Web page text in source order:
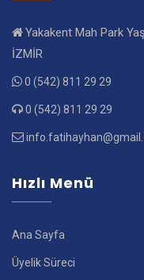
Yakakent Mah Park
İZMİR
0 (542) 811 29 29
0 (542) 811 29 29
Hızlı Menü
Ana Sayfa
Üyelik Süreci